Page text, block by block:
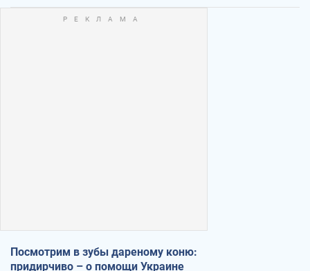
Посмотрим в зубы дареному коню:
придирчиво – о помощи Украине